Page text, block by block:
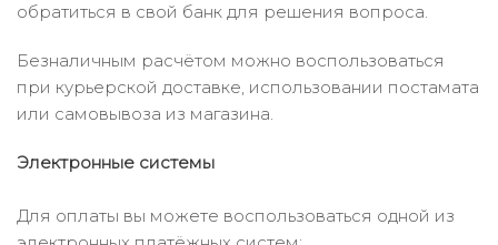
обратиться в свой банк для решения вопроса.
Безналичным расчётом можно воспользоваться
при курьерской доставке, использовании постамата
или самовывоза из магазина.
Электронные системы
Для оплаты вы можете воспользоваться одной из